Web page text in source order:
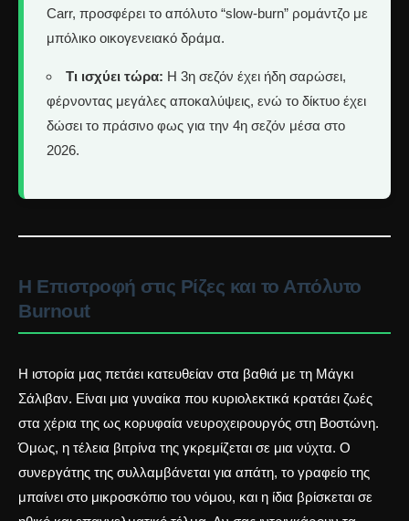
Carr, προσφέρει το απόλυτο “slow-burn” ρομάντζο με
μπόλικο οικογενειακό δράμα.
Τι ισχύει τώρα: Η 3η σεζόν έχει ήδη σαρώσει,
φέρνοντας μεγάλες αποκαλύψεις, ενώ το δίκτυο έχει
δώσει το πράσινο φως για την 4η σεζόν μέσα στο
2026.
Η Επιστροφή στις Ρίζες και το Απόλυτο
Burnout
Η ιστορία μας πετάει κατευθείαν στα βαθιά με τη Μάγκι
Σάλιβαν. Είναι μια γυναίκα που κυριολεκτικά κρατάει ζωές
στα χέρια της ως κορυφαία νευροχειρουργός στη Βοστώνη.
Όμως, η τέλεια βιτρίνα της γκρεμίζεται σε μια νύχτα. Ο
συνεργάτης της συλλαμβάνεται για απάτη, το γραφείο της
μπαίνει στο μικροσκόπιο του νόμου, και η ίδια βρίσκεται σε